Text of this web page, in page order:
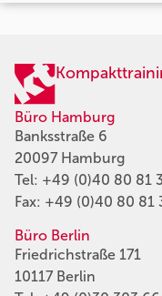
Büro Hamburg
Banksstraße 6
20097 Hamburg
Tel: +49 (0)40 80 81
Fax: +49 (0)40 80 81
Büro Berlin
Friedrichstraße 171
10117 Berlin